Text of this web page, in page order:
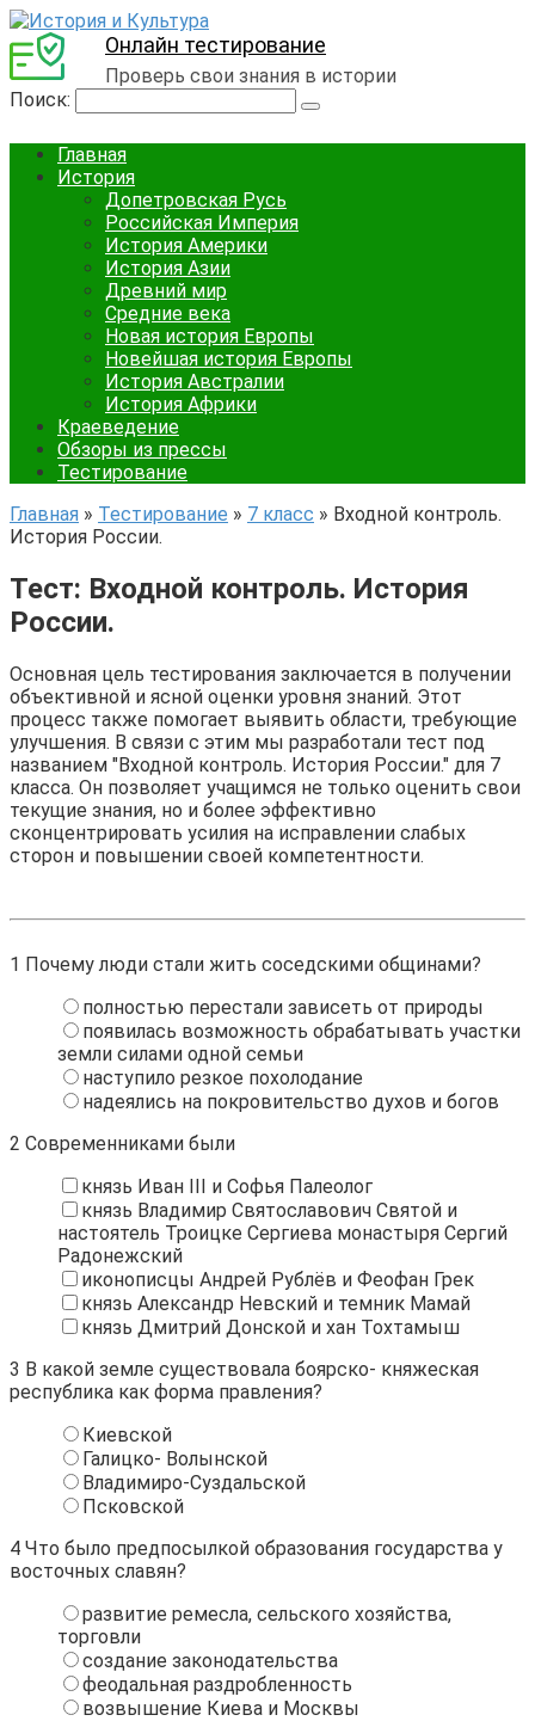
Онлайн тестирование
Проверь свои знания в истории
Поиск:
Главная
История
Допетровская Русь
Российская Империя
История Америки
История Азии
Древний мир
Средние века
Новая история Европы
Новейшая история Европы
История Австралии
История Африки
Краеведение
Обзоры из прессы
Тестирование
Главная » Тестирование » 7 класс » Входной контроль.
История России.
Тест: Входной контроль. История
России.
Основная цель тестирования заключается в получении
объективной и ясной оценки уровня знаний. Этот
процесс также помогает выявить области, требующие
улучшения. В связи с этим мы разработали тест под
названием "Входной контроль. История России." для 7
класса. Он позволяет учащимся не только оценить свои
текущие знания, но и более эффективно
сконцентрировать усилия на исправлении слабых
сторон и повышении своей компетентности.
1 Почему люди стали жить соседскими общинами?
полностью перестали зависеть от природы
появилась возможность обрабатывать участки
земли силами одной семьи
наступило резкое похолодание
надеялись на покровительство духов и богов
2 Современниками были
князь Иван III и Софья Палеолог
князь Владимир Святославович Святой и
настоятель Троицке Сергиева монастыря Сергий
Радонежский
иконописцы Андрей Рублёв и Феофан Грек
князь Александр Невский и темник Мамай
князь Дмитрий Донской и хан Тохтамыш
3 В какой земле существовала боярско- княжеская
республика как форма правления?
Киевской
Галицко- Волынской
Владимиро-Суздальской
Псковской
4 Что было предпосылкой образования государства у
восточных славян?
развитие ремесла, сельского хозяйства,
торговли
создание законодательства
феодальная раздробленность
возвышение Киева и Москвы